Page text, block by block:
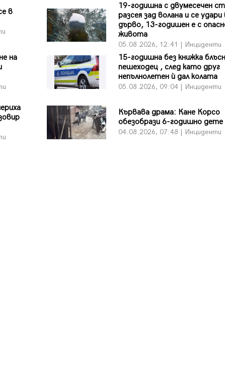
в
19-годишна с двумесечен
разсея зад волана и се удари
дърво, 13-годишен е с
живота
05.08.2026, 12:41 | Инциденти
на
15-годишна без книжка
пешеходец , след като друг
непълнолетен ѝ дал колата
05.08.2026, 09:04 | Инциденти
Кървава драма: Кане Корсо
обезобрази 6-годишно дете
04.08.2026, 07:48 | Инциденти